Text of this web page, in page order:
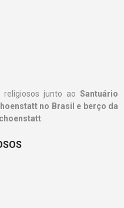
junto ao Santuário
no Brasil e berço da